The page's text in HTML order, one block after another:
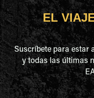
EL
Suscríbete para estar
y todas las últimas